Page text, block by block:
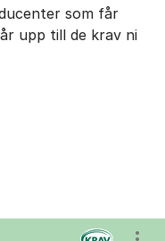
som får
upp till de krav ni